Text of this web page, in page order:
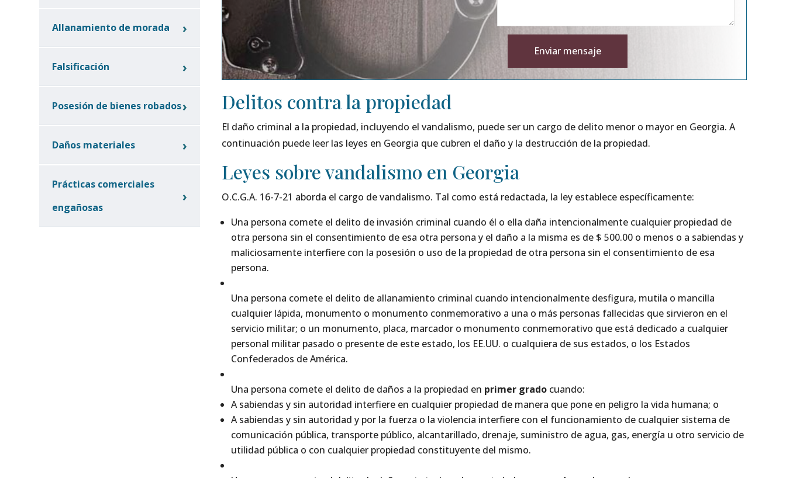
Allanamiento de morada
Falsificación
Posesión de bienes robados
Daños materiales
Prácticas comerciales
engañosas
Enviar mensaje
Delitos contra la propiedad
El daño criminal a la propiedad, incluyendo el vandalismo, puede ser un cargo de delito menor o mayor en Georgia. A
continuación puede leer las leyes en Georgia que cubren el daño y la destrucción de la propiedad.
Leyes sobre vandalismo en Georgia
O.C.G.A. 16-7-21 aborda el cargo de vandalismo. Tal como está redactada, la ley establece específicamente:
Una persona comete el delito de invasión criminal cuando él o ella daña intencionalmente cualquier propiedad de
otra persona sin el consentimiento de esa otra persona y el daño a la misma es de $ 500.00 o menos o a sabiendas y
maliciosamente interfiere con la posesión o uso de la propiedad de otra persona sin el consentimiento de esa
persona.
Una persona comete el delito de allanamiento criminal cuando intencionalmente desfigura, mutila o mancilla
cualquier lápida, monumento o monumento conmemorativo a una o más personas fallecidas que sirvieron en el
servicio militar; o un monumento, placa, marcador o monumento conmemorativo que está dedicado a cualquier
personal militar pasado o presente de este estado, los EE.UU. o cualquiera de sus estados, o los Estados
Confederados de América.
Una persona comete el delito de daños a la propiedad en primer gradocuando:
A sabiendas y sin autoridad interfiere en cualquier propiedad de manera que pone en peligro la vida humana; o
A sabiendas y sin autoridad y por la fuerza o la violencia interfiere con el funcionamiento de cualquier sistema de
comunicación pública, transporte público, alcantarillado, drenaje, suministro de agua, gas, energía u otro servicio de
utilidad pública o con cualquier propiedad constituyente del mismo.